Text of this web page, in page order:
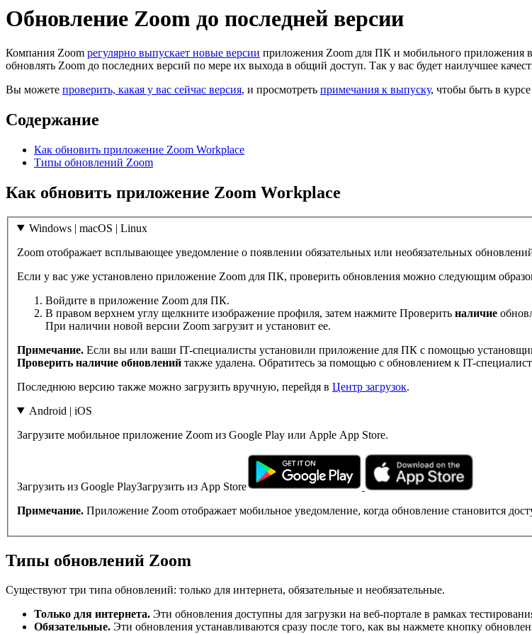
Обновление Zoom до последней версии
Компания Zoom регулярно выпускает новые версии приложения Zoom для ПК и мобильного приложения
обновлять Zoom до последних версий по мере их выхода в общий доступ. Так у вас будет наилучшее
Вы можете проверить, какая у вас сейчас версия, и просмотреть примечания к выпуску, чтобы быть в
Содержание
Как обновить приложение Zoom Workplace
Типы обновлений Zoom
Как обновить приложение Zoom Workplace
Windows | macOS | Linux
Zoom отображает всплывающее уведомление о появлении обязательных или необязательных
Если у вас уже установлено приложение Zoom для ПК, проверить обновления можно следующим
Войдите в приложение Zoom для ПК.
В правом верхнем углу щелкните изображение профиля, затем нажмите Проверить наличие
При наличии новой версии Zoom загрузит и установит ее.
Примечание. Если вы или ваши IT-специалисты установили приложение для ПК с помощью
Проверить наличие обновлений также удалена. Обратитесь за помощью с обновлением к IT-
Последнюю версию также можно загрузить вручную, перейдя в Центр загрузок.
Android | iOS
Загрузите мобильное приложение Zoom из Google Play или Apple App Store.
Загрузить из Google PlayЗагрузить из App Store
Примечание. Приложение Zoom отображает мобильное уведомление, когда обновление становится
Типы обновлений Zoom
Существуют три типа обновлений: только для интернета, обязательные и необязательные.
Только для интернета. Эти обновления доступны для загрузки на веб-портале в рамках
Обязательные. Эти обновления устанавливаются сразу после того, как вы нажмете кнопку